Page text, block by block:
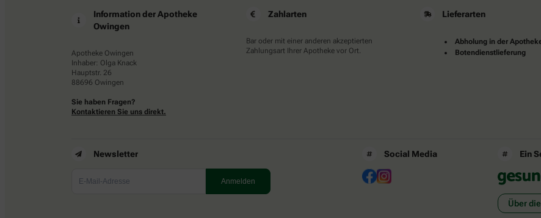
Information der Apotheke
Owingen
Apotheke Owingen
Inhaber: Olga Knack
Hauptstr. 26
88696 Owingen
Sie haben Fragen?
Kontaktieren Sie uns direkt.
Zahlarten
Bar oder mit einer anderen akzeptierten
Zahlungsart Ihrer Apotheke vor Ort.
Lieferarten
Abholung in der
Botendienstlieferung
Newsletter Social Media Ein
Über